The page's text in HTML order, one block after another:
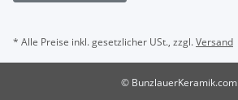
* Alle Preise inkl. gesetzlicher USt., zzgl.Versand
© BunzlauerKeramik.com